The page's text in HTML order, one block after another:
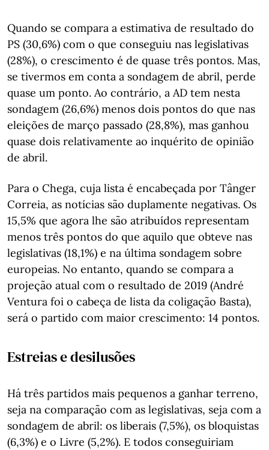
Quando se compara a estimativa de resultado do
PS (30,6%) com o que conseguiu nas legislativas
(28%), o crescimento é de quase três pontos. Mas,
se tivermos em conta a sondagem de abril, perde
quase um ponto. Ao contrário, a AD tem nesta
sondagem (26,6%) menos dois pontos do que nas
eleições de março passado (28,8%), mas ganhou
quase dois relativamente ao inquérito de opinião
de abril.
Para o Chega, cuja lista é encabeçada por Tânger
Correia, as notícias são duplamente negativas. Os
15,5% que agora lhe são atribuídos representam
menos três pontos do que aquilo que obteve nas
legislativas (18,1%) e na última sondagem sobre
europeias. No entanto, quando se compara a
projeção atual com o resultado de 2019 (André
Ventura foi o cabeça de lista da coligação Basta),
será o partido com maior crescimento: 14 pontos.
Estreias e desilusões
Há três partidos mais pequenos a ganhar terreno,
seja na comparação com as legislativas, seja com a
sondagem de abril: os liberais (7,5%), os bloquistas
(6,3%) e o Livre (5,2%). E todos conseguiriam